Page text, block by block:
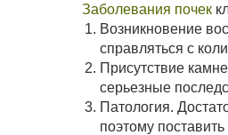
Заболевания почек
Возникновение
справляться с
Присутствие
серьезные
Патология.
поэтому